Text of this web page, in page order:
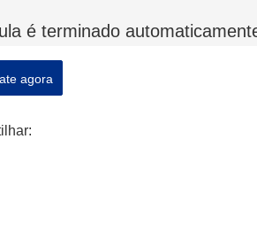
é terminado
agora